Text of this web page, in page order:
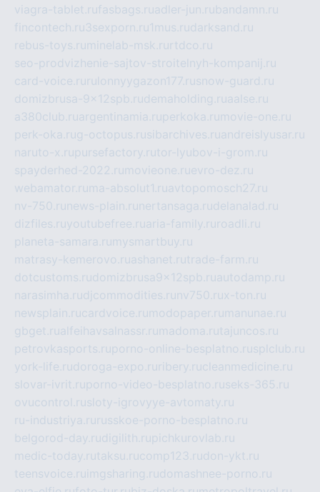
viagra-tablet.rufasbags.ruadler-jun.rubandamn.ru
fincontech.ru3sexporn.ru1mus.rudarksand.ru
rebus-toys.ru minelab-msk.ru rtdco.ru
seo-prodvizhenie-sajtov-stroitelnyh-kompanij.ru
card-voice.ru rulonnyygazon177.rusnow-guard.ru
domizbrusa-9x12spb.rudemaholding.ruaalse.ru
a380club.ruargentinamia.ruperkoka.ru movie-one.ru
perk-oka.rug-octopus.rusibarchives.ruandreislyusar.ru
naruto-x.rupursefactory.rutor-lyubov-i-grom.ru
spayderhed-2022.ru movieone.ruevro-dez.ru
webamator.ru ma-absolut1.ruavtopomosch27.ru
nv-750.ru news-plain.ru nertansaga.rudelanalad.ru
dizfiles.ruyoutubefree.ruaria-family.ru roadli.ru
planeta-samara.ru mysmartbuy.ru
matrasy-kemerovo.ruashanet.rutrade-farm.ru
dotcustoms.rudomizbrusa9x12spb.ruautodamp.ru
narasimha.rudjcommodities.ru nv750.rux-ton.ru
newsplain.rucardvoice.ru modopaper.ru manunae.ru
gbget.rualfeihavsalnassr.ru madoma.rutajuncos.ru
petrovkasports.ruporno-online-besplatno.rusplclub.ru
york-life.rudoroga-expo.ru ribery.rucleanmedicine.ru
slovar-ivrit.ruporno-video-besplatno.ruseks-365.ru
ovucontrol.rusloty-igrovyye-avtomaty.ru
ru-industriya.ru russkoe-porno-besplatno.ru
belgorod-day.rudigilith.rupichkurovlab.ru
medic-today.rutaksu.rucomp123.rudon-ykt.ru
teensvoice.ru imgsharing.rudomashnee-porno.ru